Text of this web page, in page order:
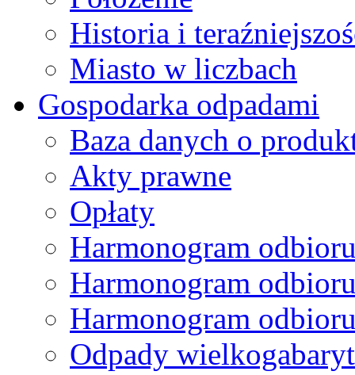
Historia i
Miasto w liczbach
Gospodarka odpadami
Baza danych o
Akty prawne
Opłaty
Harmonogram
Harmonogram
Harmonogram
Odpady